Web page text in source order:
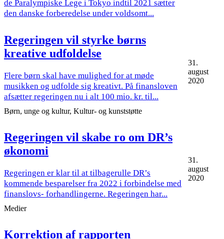
de Paralympiske Lege i Tokyo indtil 2021 sætter
den danske forberedelse under voldsomt...
Regeringen vil styrke børns
kreative udfoldelse
Flere børn skal have mulighed for at møde
musikken og udfolde sig kreativt. På finansloven
afsætter regeringen nu i alt 100 mio. kr. til...
Børn, unge og kultur, Kultur- og kunststøtte
31.
august
2020
Regeringen vil skabe ro om DR’s
økonomi
Regeringen er klar til at tilbagerulle DR’s
kommende besparelser fra 2022 i forbindelse med
finanslovs- forhandlingerne. Regeringen har...
Medier
31.
august
2020
Korrektion af rapporten